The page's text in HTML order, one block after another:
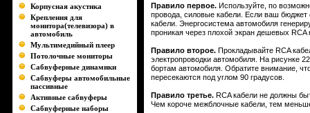
Корпусная акустика
Крепления для
монитора(телевизора) в
автомобиль
Мультимедийный плеер
Потолочные мониторы
Сабвуферные динамики
Сабвуферы автомобильные
пассивные
Активные сабвуферы
Сабвуферные наборы
Правило первое. Используйте, по
провода, силовые кабели. Если ваш бюджет
кабели. Энергосистема автомобиля
проникая через плохой экран дешевых RCA
Правило второе. Прокладывайте RCA
электропроводки автомобиля. На рисунке
бортам автомобиля. Обратите внимание,
пересекаются под углом 90 градусов.
Правило третье. RCA кабели не должны
Чем короче межблочные кабели, тем